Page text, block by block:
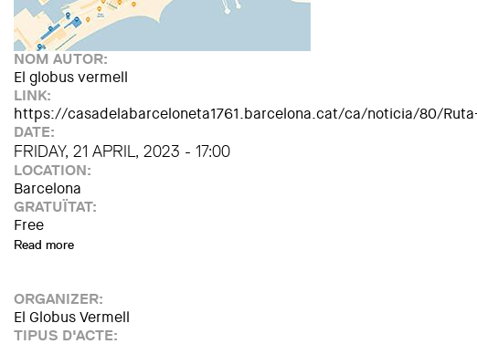
NOM AUTOR:
El globus vermell
LINK:
https://casadelabarceloneta1761.barcelona.cat/ca/noticia/80/
DATE:
FRIDAY, 21 APRIL, 2023 - 17:00
LOCATION:
Barcelona
GRATUÏTAT:
Free
Read more
ORGANIZER:
El Globus Vermell
TIPUS D'ACTE: